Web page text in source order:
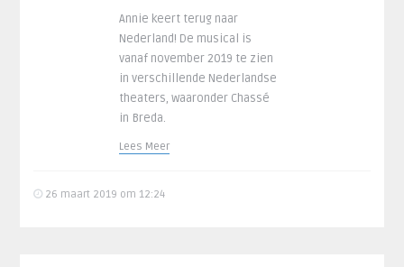
Annie keert terug naar
Nederland! De musical is
vanaf november 2019 te zien
in verschillende Nederlandse
theaters, waaronder Chassé
in Breda.
Lees Meer
26 maart 2019 om 12:24